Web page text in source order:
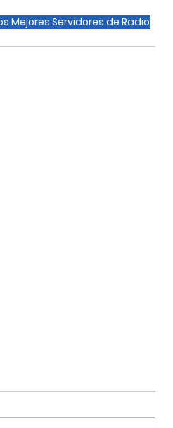
Mejores Servidores de Radio